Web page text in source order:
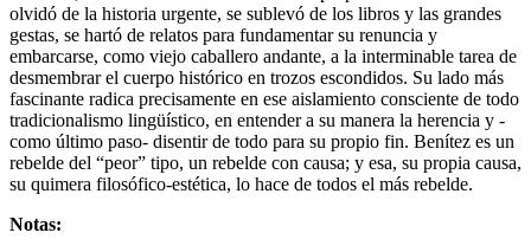
olvidó de la historia urgente, se sublevó de los libros y las grandes
gestas, se hartó de relatos para fundamentar su renuncia y
embarcarse, como viejo caballero andante, a la interminable tarea de
desmembrar el cuerpo histórico en trozos escondidos. Su lado más
fascinante radica precisamente en ese aislamiento consciente de todo
tradicionalismo lingüístico, en entender a su manera la herencia y -
como último paso- disentir de todo para su propio fin. Benítez es un
rebelde del “peor” tipo, un rebelde con causa; y esa, su propia causa,
su quimera filosófico-estética, lo hace de todos el más rebelde.
Notas: